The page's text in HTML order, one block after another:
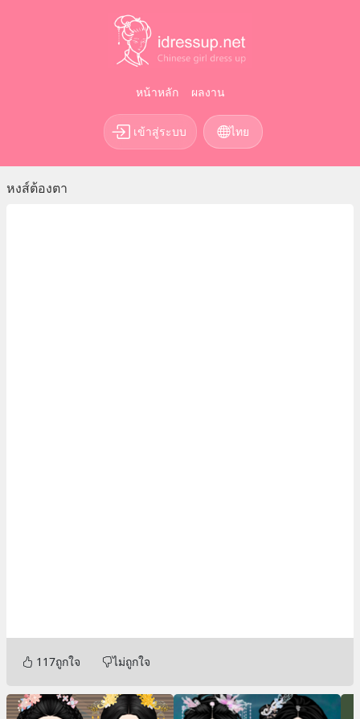
หน้าหลัก ผลงาน
เข้าสู่ระบบ ไทย
หงส์ต้องตา
117ถูกใจ ไม่ถูกใจ